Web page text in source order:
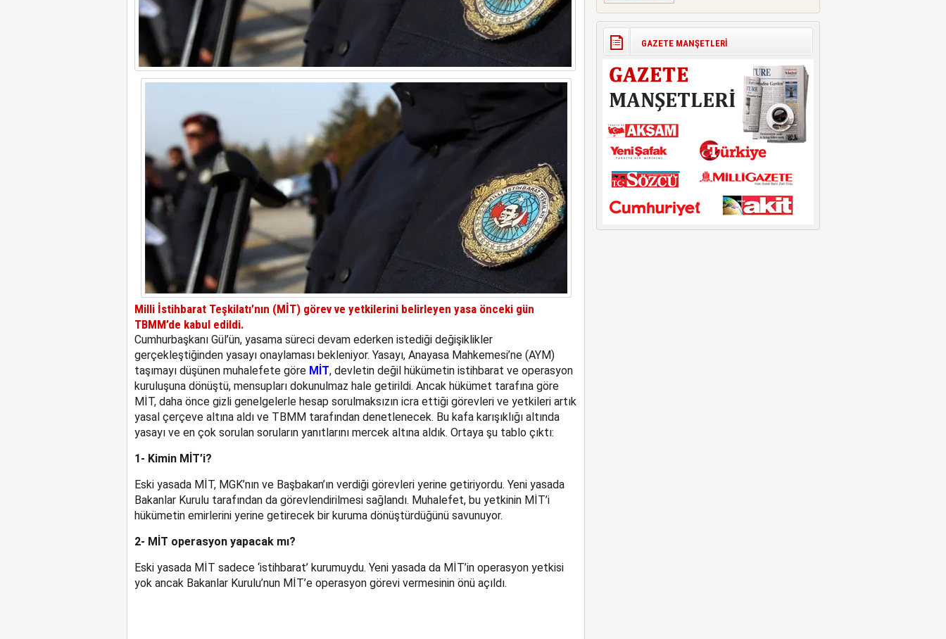
Milli İstihbarat Teşkilatı’nın (MİT) görev ve yetkilerini belirleyen yasa önceki gün
TBMM’de kabul edildi.
Cumhurbaşkanı Gül’ün, yasama süreci devam ederken istediği değişiklikler
gerçekleştiğinden yasayı onaylaması bekleniyor. Yasayı, Anayasa Mahkemesi’ne (AYM)
taşımayı düşünen muhalefete göre MİT, devletin değil hükümetin istihbarat ve operasyon
kuruluşuna dönüştü, mensupları dokunulmaz hale getirildi. Ancak hükümet tarafına göre
MİT, daha önce gizli genelgelerle hesap sorulmaksızın icra ettiği görevleri ve yetkileri artık
yasal çerçeve altına aldı ve TBMM tarafından denetlenecek. Bu kafa karışıklığı altında
yasayı ve en çok sorulan soruların yanıtlarını mercek altına aldık. Ortaya şu tablo çıktı:
1- Kimin MİT’i?
Eski yasada MİT, MGK’nın ve Başbakan’ın verdiği görevleri yerine getiriyordu. Yeni yasada
Bakanlar Kurulu tarafından da görevlendirilmesi sağlandı. Muhalefet, bu yetkinin MİT’i
hükümetin emirlerini yerine getirecek bir kuruma dönüştürdüğünü savunuyor.
2- MİT operasyon yapacak mı?
Eski yasada MİT sadece ‘istihbarat’ kurumuydu. Yeni yasada da MİT’in operasyon yetkisi
yok ancak Bakanlar Kurulu’nun MİT’e operasyon görevi vermesinin önü açıldı.
Polis Akademisi İç Güvenlik
Fakültesine 350 Öğrenci Alınacak
Güvenlik Fakültesi'ne 2026 yıl...
E-Devlet Unutulan Para Sorgulaması
Başladı: Unuttuğunuz Paralar
Ortaya Çıkabilir, Mirasçıları da
İlgilendiriyor
Dijital ödeme alışkanlıklarının
yaygınlaşmasıyla birlikte elektr...
İşte Okullarda Öğrencilerin
Kıyafet/Formalarının Belirlenmesine
Dair Usul ve Esaslar
Genel Müdürlüğü 22.07.2026 ...
Motorine Gece Yarısı Büyük İndirim
ABD-İran arasında yeniden diplomasi
yürütüleceği sinyallerinin p...
GAZETE MANŞETLERİ